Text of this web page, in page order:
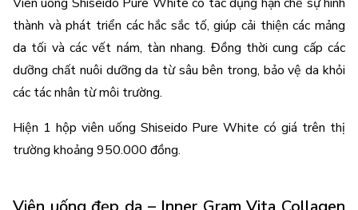
thành và phát triển các hắc sắc tố, giúp cải thiện các mảng
da tối và các vết nám, tàn nhang. Đồng thời cung cấp các
dưỡng chất nuôi dưỡng da từ sâu bên trong, bảo vệ da khỏi
các tác nhân từ môi trường.
Hiện 1 hộp viên uống Shiseido Pure White có giá trên thị
trường khoảng 950.000 đồng.